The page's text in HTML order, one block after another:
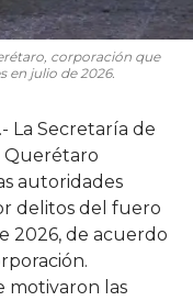
corporación que
en julio de 2026.
La Secretaría de
Querétaro
autoridades
delitos del fuero
2026, de acuerdo
motivaron las